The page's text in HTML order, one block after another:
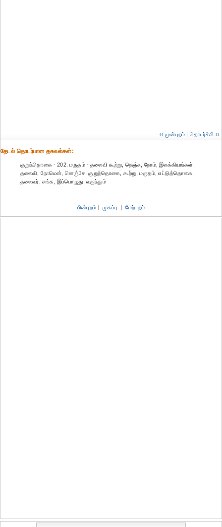
‹‹ முன்புறம் | தொடர்ச்சி ››
தேட‌ல் தொட‌ர்பான தகவ‌ல்க‌ள்:
குறுந்தொகை - 202. மருதம் - தலைவி கூற்று, நெஞ்சு, நோம், இலக்கியங்கள்,
தலைவி, நோமென், னெஞ்சே, குறுந்தொகை, கூற்று, மருதம், எட்டுத்தொகை,
தலைவர், சங்க, இப்பொழுது, வருந்தும்
பின்புறம் | முகப்பு | மேற்புறம்